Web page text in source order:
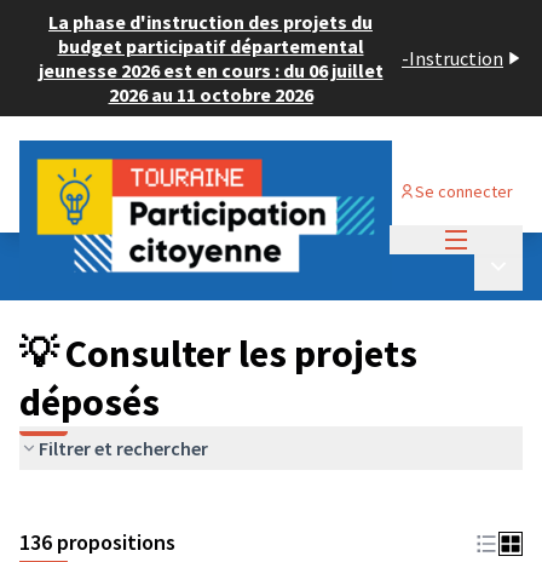
La phase d'instruction des projets du
budget participatif départemental
jeunesse 2026 est en cours : du 06 juillet
2026 au 11 octobre 2026
-Instruction
Se connecter
Budget Participatif JEUNESSE 2024
💡 Consulter les projets déposés
💡 Consulter les projets
déposés
Filtrer et rechercher
136 propositions